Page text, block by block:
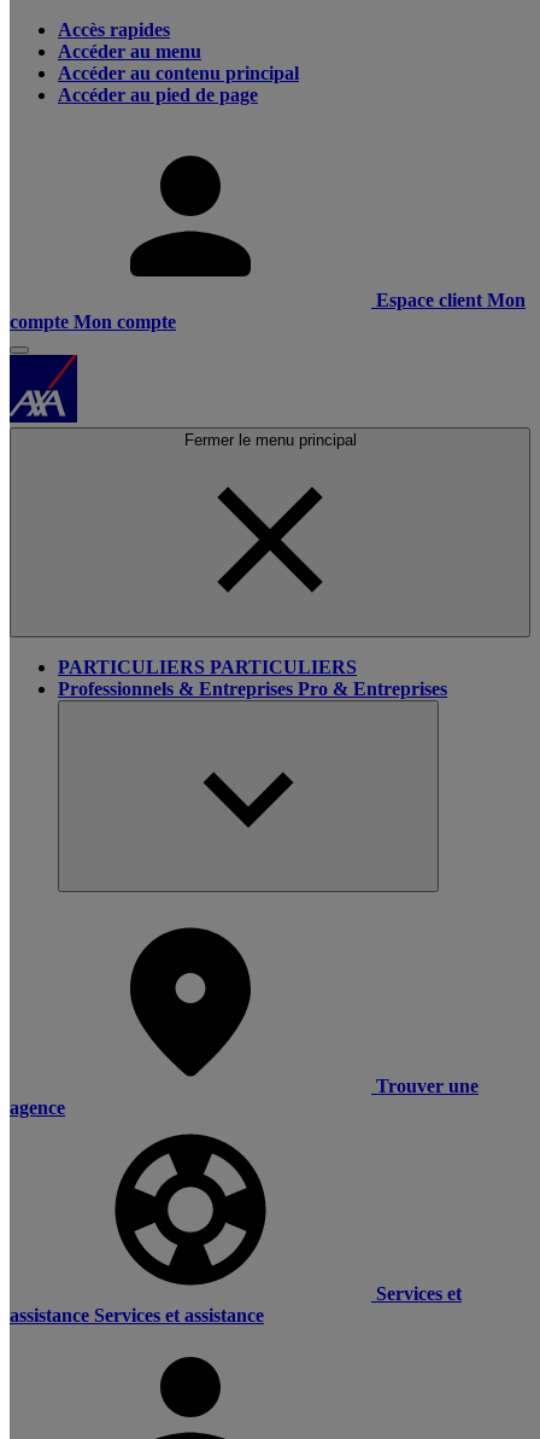
Accès rapides
Accéder au menu
Accéder au contenu principal
Accéder au pied de page
Espace client Mon
compte Mon compte
Fermer le menu principal
PARTICULIERS PARTICULIERS
Professionnels & Entreprises Pro & Entreprises
Trouver une
agence
Services et
assistance Services et assistance